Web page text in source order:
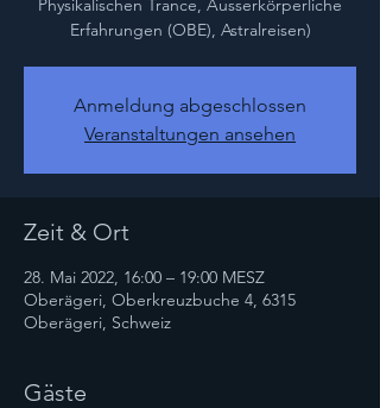
Physikalischen Trance, Ausserkörperliche
Erfahrungen (OBE), Astralreisen)
Anmeldung abgeschlossen
Veranstaltungen ansehen
Zeit & Ort
28. Mai 2022, 16:00 – 19:00 MESZ
Oberägeri, Oberkreuzbuche 4, 6315
Oberägeri, Schweiz
Gäste